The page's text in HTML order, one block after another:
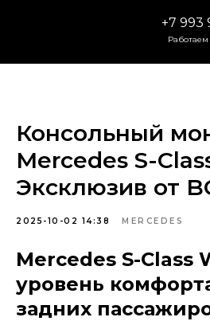
Работаем
+7 993
Консольный
Mercedes S-
Эксклюзив от
2025-10-02 14:38 MERCEDES
Mercedes S-Class
уровень
задних